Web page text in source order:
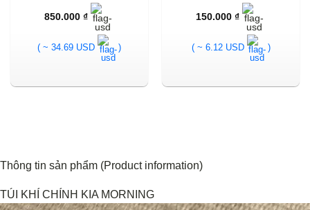
850.000 ₫
( ~ 34.69 USD )
150.000 ₫
( ~ 6.12 USD )
Thông tin sản phẩm (Product information)
TÚI KHÍ CHÍNH KIA MORNING